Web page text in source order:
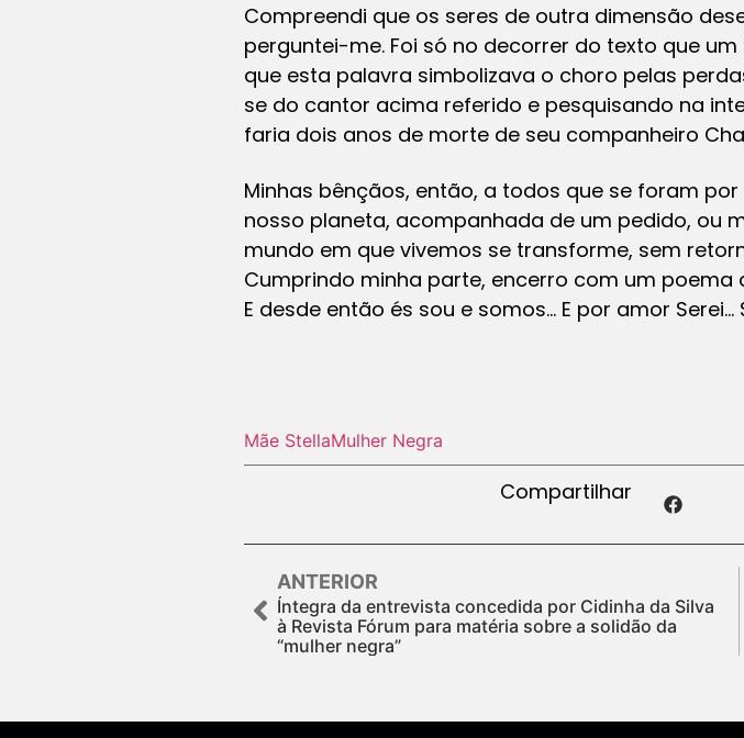
Compreendi que os seres de outra dimensão
perguntei-me. Foi só no decorrer do texto que
que esta palavra simbolizava o choro pelas
se do cantor acima referido e pesquisando na
faria dois anos de morte de seu companheiro
Minhas bênçãos, então, a todos que se foram
nosso planeta, acompanhada de um pedido, ou
mundo em que vivemos se transforme, sem
Cumprindo minha parte, encerro com um poema
E desde então és sou e somos… E por amor Serei…
Mãe StellaMulher Negra
Compartilhar
ANTERIOR
Íntegra da entrevista concedida por Cidinha da Silva
à Revista Fórum para matéria sobre a solidão da
“mulher negra”